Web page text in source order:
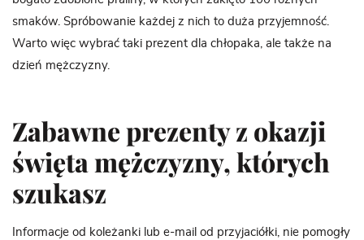
smaków. Spróbowanie każdej z nich to duża przyjemność.
Warto więc wybrać taki prezent dla chłopaka, ale także na
dzień mężczyzny.
Zabawne prezenty z okazji
święta mężczyzny, których
szukasz
Informacje od koleżanki lub e-mail od przyjaciółki, nie pomogły